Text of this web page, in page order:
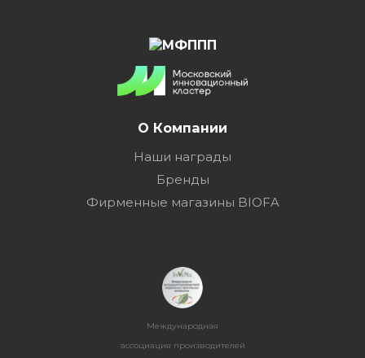
О Компании
Наши награды
Бренды
Фирменные магазины BIOFA
Международная
ассоциация производителей